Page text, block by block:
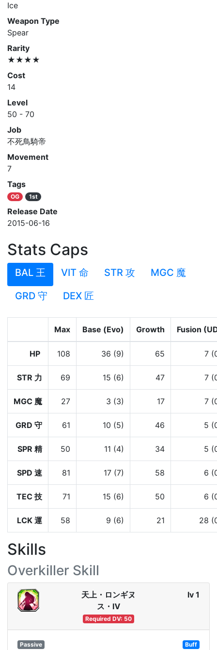
Ice
Weapon Type
Spear
Rarity
★★★★
Cost
14
Level
50 - 70
Job
不死鳥騎帝
Movement
7
Tags
OG 1st
Release Date
2015-06-16
Stats Caps
BAL 王 VIT 命 STR 攻
MGC 魔
GRD 守
DEX 匠
Max Base (Evo) Growth Fusion
HP 108 36 (9) 65 7
STR 力 69 15 (6) 47 7
MGC 魔 27 3 (3) 17 7
GRD 守 61 10 (5) 46 5
SPR 精 50 11 (4) 34 5
SPD 速 81 17 (7) 58 6
TEC 技 71 15 (6) 50 6
LCK 運 58 9 (6) 21 28
Skills
Overkiller Skill
天上・ロンギヌ
ス・Ⅳ
Required DV: 50
lv 1
Passive Buff